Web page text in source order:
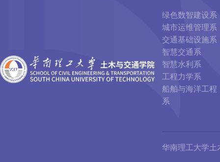
绿色数智建设系
城市运维管理系
交通基础设施系
智慧交通系
智慧水利系
工程力学系
船舶与海洋工程
系
华南理工大学土